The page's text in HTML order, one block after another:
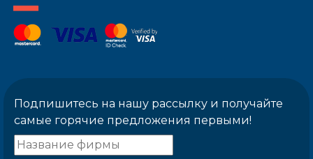
Подпишитесь на нашу рассылку и получайте
самые горячие предложения первыми!